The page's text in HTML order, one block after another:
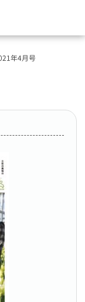
年4月号